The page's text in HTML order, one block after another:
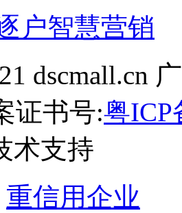
户智慧营销
dscmall.cn
证书号:粤ICP
术支持
重信用企业